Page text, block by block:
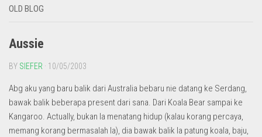
OLD BLOG
Aussie
BY SIEFER · 10/05/2003
Abg aku yang baru balik dari Australia bebaru nie datang ke Serdang,
bawak balik beberapa present dari sana. Dari Koala Bear sampai ke
Kangaroo. Actually, bukan la menatang hidup (kalau korang percaya,
memang korang bermasalah la), dia bawak balik la patung koala, baju,